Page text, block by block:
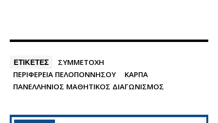
ΕΤΙΚΕΤΕΣ
ΣΥΜΜΕΤΟΧΗ
ΠΕΡΙΦΈΡΕΙΑ ΠΕΛΟΠΟΝΝΗΣΟΥ
ΚΑΡΠΑ
ΠΑΝΕΛΛΗΝΙΟΣ ΜΑΘΗΤΙΚΟΣ ΔΙΑΓΩΝΙΣΜΟΣ